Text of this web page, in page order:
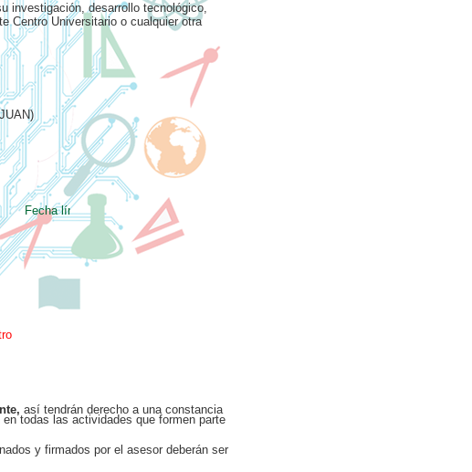
investigación, desarrollo tecnológico,
Centro Universitario o cualquier otra
de registro: 06 de Nov
Fecha límite de registro:
08 de Nov
29 de Oct
así tendrán derecho a una constancia
todas las actividades que formen parte
y firmados por el asesor deberán ser